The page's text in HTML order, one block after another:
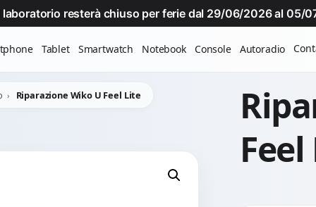
laboratorio resterà chiuso per ferie dal 29/06/2026 al 05/
Tablet Smartwatch Notebook Console Autoradio
Riparazione Wiko U Feel Lite